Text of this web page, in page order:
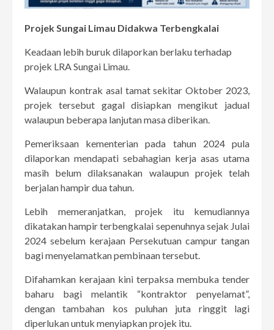
Projek Sungai Limau Didakwa Terbengkalai
Keadaan lebih buruk dilaporkan berlaku terhadap
projek LRA Sungai Limau.
Walaupun kontrak asal tamat sekitar Oktober 2023,
projek tersebut gagal disiapkan mengikut jadual
walaupun beberapa lanjutan masa diberikan.
Pemeriksaan kementerian pada tahun 2024 pula
dilaporkan mendapati sebahagian kerja asas utama
masih belum dilaksanakan walaupun projek telah
berjalan hampir dua tahun.
Lebih memeranjatkan, projek itu kemudiannya
dikatakan hampir terbengkalai sepenuhnya sejak Julai
2024 sebelum kerajaan Persekutuan campur tangan
bagi menyelamatkan pembinaan tersebut.
Difahamkan kerajaan kini terpaksa membuka tender
baharu bagi melantik “kontraktor penyelamat”,
dengan tambahan kos puluhan juta ringgit lagi
diperlukan untuk menyiapkan projek itu.